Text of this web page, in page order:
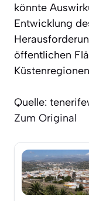
könnte
Entwicklung
öffentlichen
Quelle:
Zum Original